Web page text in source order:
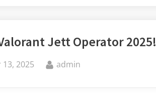
Jett Operator 2025!
2025 By
admin